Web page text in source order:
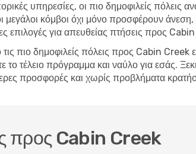
υπηρεσίες, οι πιο δημοφιλείς πόλεις
κόμβοι όχι μόνο προσφέρουν
επιλογές για απευθείας πτήσεις προς
πιο δημοφιλείς πόλεις προς Cabin Creek
τέλειο πρόγραμμα και ναύλο για εσάς.
προσφορές και χωρίς προβλήματα
προς Cabin Creek